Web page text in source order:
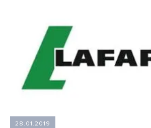
28.01.2019